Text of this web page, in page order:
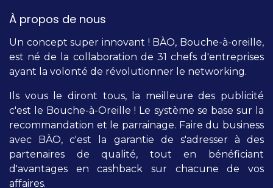
À propos de nous
Un concept super innovant ! BÀO, Bouche-à-oreille,
est né de la collaboration de 31 chefs d'entreprises
ayant la volonté de révolutionner le networking.
Ils vous le diront tous, la meilleure des publicité
c'est le Bouche-à-Oreille ! Le système se base sur la
recommandation et le parrainage. Faire du business
avec BÀO, c'est la garantie de s'adresser à des
partenaires de qualité, tout en bénéficiant
d'avantages en cashback sur chacune de vos
affaires.